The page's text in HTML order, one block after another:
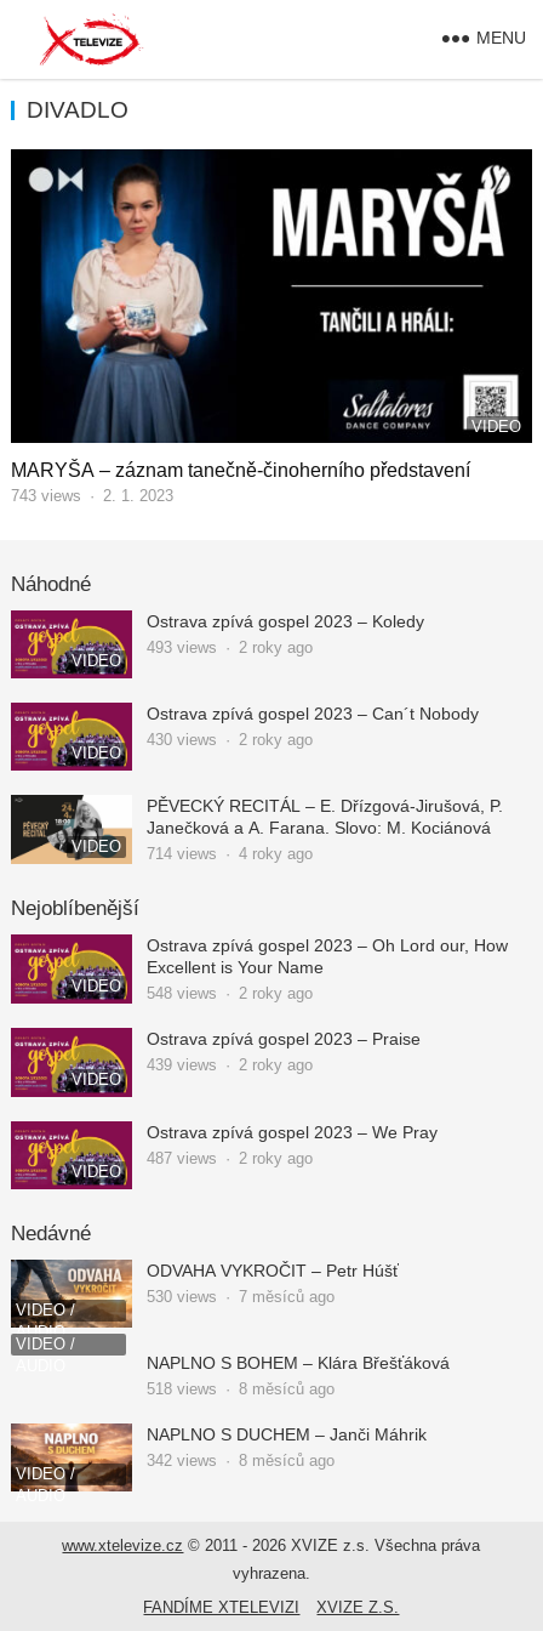
MENU
DIVADLO
VIDEO
MARYŠA – záznam tanečně-činoherního představení
743views · 2. 1. 2023
Náhodné
VIDEO
Ostrava zpívá gospel 2023 – Koledy
493views · 2 roky ago
VIDEO
Ostrava zpívá gospel 2023 – Can´t Nobody
430views · 2 roky ago
VIDEO
PĚVECKÝ RECITÁL – E. Dřízgová-Jirušová, P.
Janečková a A. Farana. Slovo: M. Kociánová
714views · 4 roky ago
Nejoblíbenější
VIDEO
Ostrava zpívá gospel 2023 – Oh Lord our, How
Excellent is Your Name
548views · 2 roky ago
VIDEO
Ostrava zpívá gospel 2023 – Praise
439views · 2 roky ago
VIDEO
Ostrava zpívá gospel 2023 – We Pray
487views · 2 roky ago
Nedávné
VIDEO /
AUDIO
ODVAHA VYKROČIT – Petr Húšť
530views · 7 měsíců ago
VIDEO /
NAPLNO S BOHEM – Klára Břešťáková
518views · 8 měsíců ago
VIDEO /
AUDIO
NAPLNO S DUCHEM – Janči Máhrik
342views · 8 měsíců ago
www.xtelevize.cz © 2011 - 2026 XVIZE z.s. Všechna práva
vyhrazena.
FANDÍME XTELEVIZI
XVIZE Z.S.